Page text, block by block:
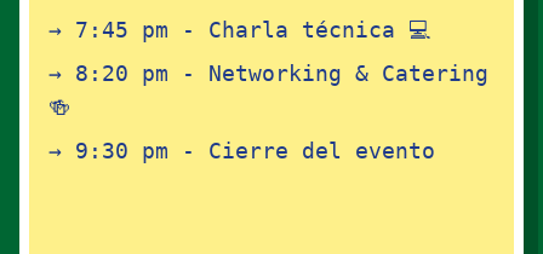
→ 7:45 pm - Charla técnica 💻
→ 8:20 pm - Networking & Catering
🍻
→ 9:30 pm - Cierre del evento